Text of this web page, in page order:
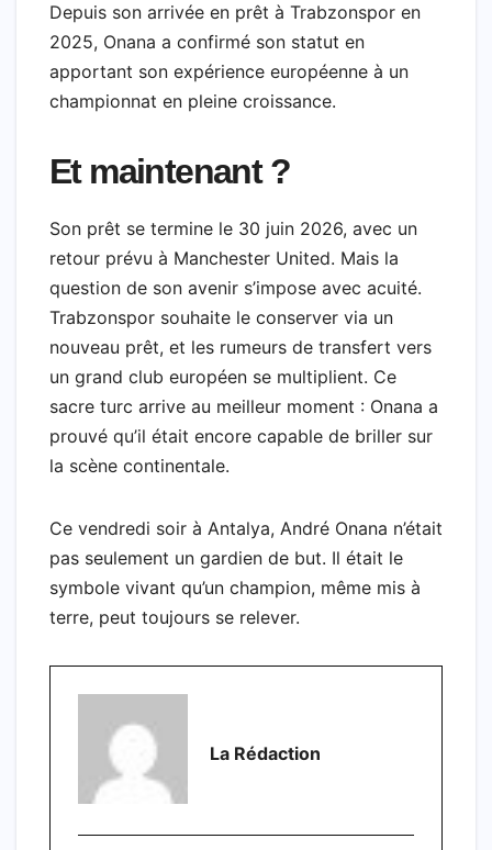
Depuis son arrivée en prêt à Trabzonspor en
2025, Onana a confirmé son statut en
apportant son expérience européenne à un
championnat en pleine croissance.
Et maintenant ?
Son prêt se termine le 30 juin 2026, avec un
retour prévu à Manchester United. Mais la
question de son avenir s’impose avec acuité.
Trabzonspor souhaite le conserver via un
nouveau prêt, et les rumeurs de transfert vers
un grand club européen se multiplient. Ce
sacre turc arrive au meilleur moment : Onana a
prouvé qu’il était encore capable de briller sur
la scène continentale.
Ce vendredi soir à Antalya, André Onana n’était
pas seulement un gardien de but. Il était le
symbole vivant qu’un champion, même mis à
terre, peut toujours se relever.
La Rédaction